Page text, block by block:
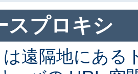
スプロキシ
遠隔地にある